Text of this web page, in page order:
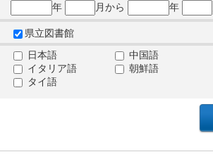
年
月から 年
県立図書館
日本語
中国語
イタリア語
朝鮮語
タイ語